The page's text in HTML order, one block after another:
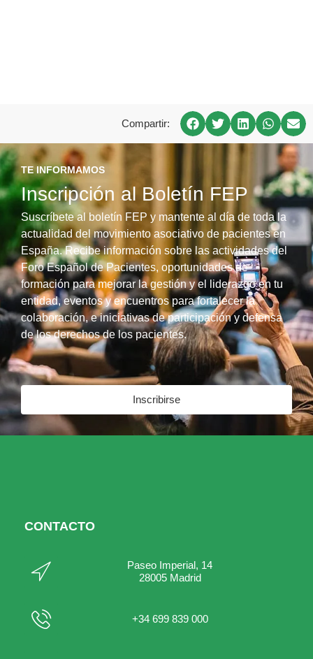
Compartir:
TE INFORMAMOS
Inscripción al Boletín FEP
Suscríbete al boletín FEP y mantente al día de toda la
actualidad del movimiento asociativo de pacientes en
España. Recibe información sobre las actividades del
Foro Español de Pacientes, oportunidades de
formación para mejorar la gestión y el liderazgo en tu
entidad, eventos y encuentros para fortalecer la
colaboración, e iniciativas de participación y defensa
de los derechos de los pacientes.
Inscribirse
CONTACTO
Paseo Imperial, 14
28005 Madrid
+34 699 839 000